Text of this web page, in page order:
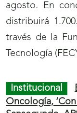
agosto. En
distribuirá
través de la
Tecnología
Institucional
Oncología,